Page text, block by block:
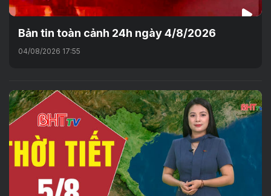
Bản tin toàn cảnh 24h ngày 4/8/2026
04/08/2026 17:55